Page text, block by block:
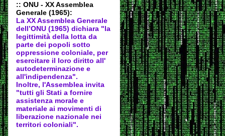
:: ONU - XX Assemblea
Generale (1965):
La XX Assemblea Generale
dell’ONU (1965) dichiara "la
legittimità della lotta da
parte dei popoli sotto
oppressione coloniale, per
esercitare il loro diritto all'
autodeterminazione e
all'indipendenza".
Inoltre, l'Assemblea invita
"tutti gli Stati a fornire
assistenza morale e
materiale ai movimenti di
liberazione nazionale nei
territori coloniali".